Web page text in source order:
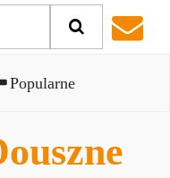
Popularne